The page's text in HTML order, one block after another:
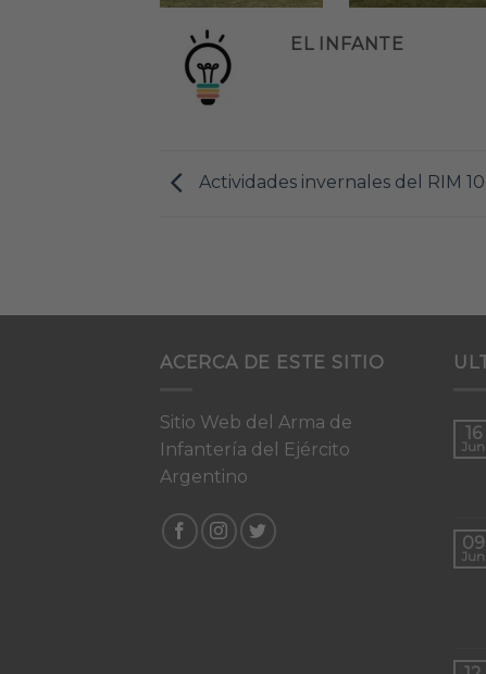
EL INFANTE
Actividades invernales del RIM 10
ACERCA DE ESTE SITIO
Sitio Web del Arma de
Infantería del Ejército
Argentino
16
Jun
09
Jun